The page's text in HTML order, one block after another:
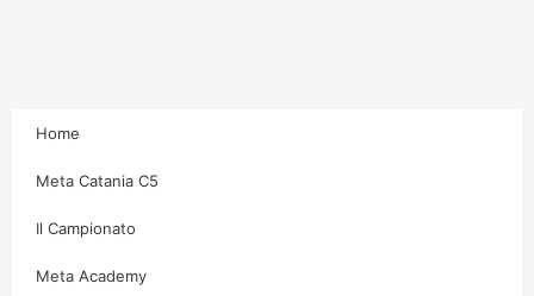
g
r
a
o
k
Home
Meta Catania C5
Il Campionato
Meta Academy